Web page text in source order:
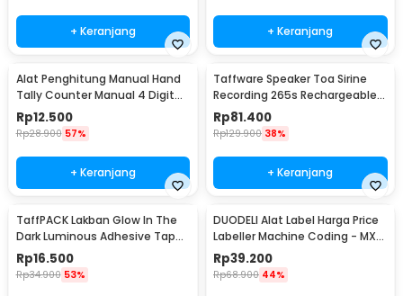
+ Keranjang + Keranjang
Alat Penghitung Manual Hand
Tally Counter Manual 4 Digit
Stainless - TD99
Rp12.500
Rp28.900 57%
+ Keranjang
Taffware Speaker Toa Sirine
Recording 265s Rechargeable
1200mAh 5W - 518
Rp81.400
Rp129.900 38%
+ Keranjang
TaffPACK Lakban Glow In The
Dark Luminous Adhesive Tape
10M 1.5cm - A0015
Rp16.500
Rp34.900 53%
DUODELI Alat Label Harga Price
Labeller Machine Coding - MX-
5500
Rp39.200
Rp68.900 44%